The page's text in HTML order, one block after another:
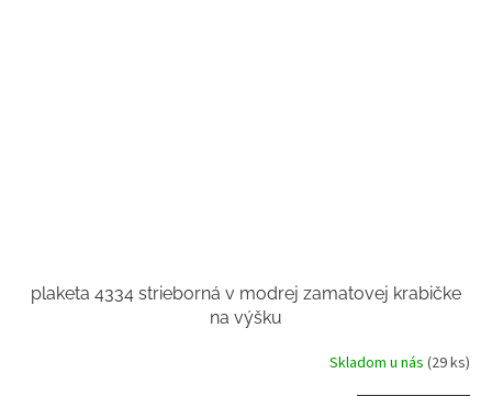
plaketa 4334 strieborná v modrej zamatovej krabičke
na výšku
Skladom u nás (29 ks)